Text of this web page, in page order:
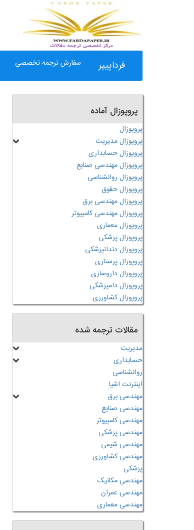
فرداپیپر سفارش ترجمه تخصصی
پروپوزال آماده
پروپوزال
پروپوزال مدیریت
پروپوزال حسابداری
پروپوزال مهندسی صنایع
پروپوزال روانشناسی
پروپوزال حقوق
پروپوزال مهندسی برق
پروپوزال مهندسی کامپیوتر
پروپوزال معماری
پروپوزال پزشکی
پروپوزال دندانپزشکی
پروپوزال پرستاری
پروپوزال داروسازی
پروپوزال دامپزشکی
پروپوزال کشاورزی
مقالات ترجمه شده
مدیریت
حسابداری
روانشناسی
اینترنت اشیا
مهندسی برق
مهندسی صنایع
مهندسی کامپیوتر
مهندسی پزشکی
مهندسی شیمی
مهندسی کشاورزی
پزشکی
مهندسی مکانیک
مهندسی عمران
مهندسی معماری